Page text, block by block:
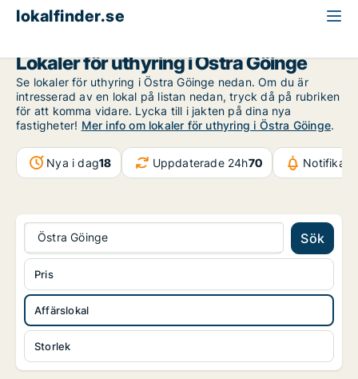
lokalfinder.se
Lokaler för uthyring i Östra Göinge
Se lokaler för uthyring i Östra Göinge nedan. Om du är
intresserad av en lokal på listan nedan, tryck då på rubriken
för att komma vidare. Lycka till i jakten på dina nya
fastigheter! Mer info om lokaler för uthyring i Östra Göinge.
Nya i dag18 Uppdaterade 24h70
Östra Göinge Sök
Affärslokal
Storlek
Pris